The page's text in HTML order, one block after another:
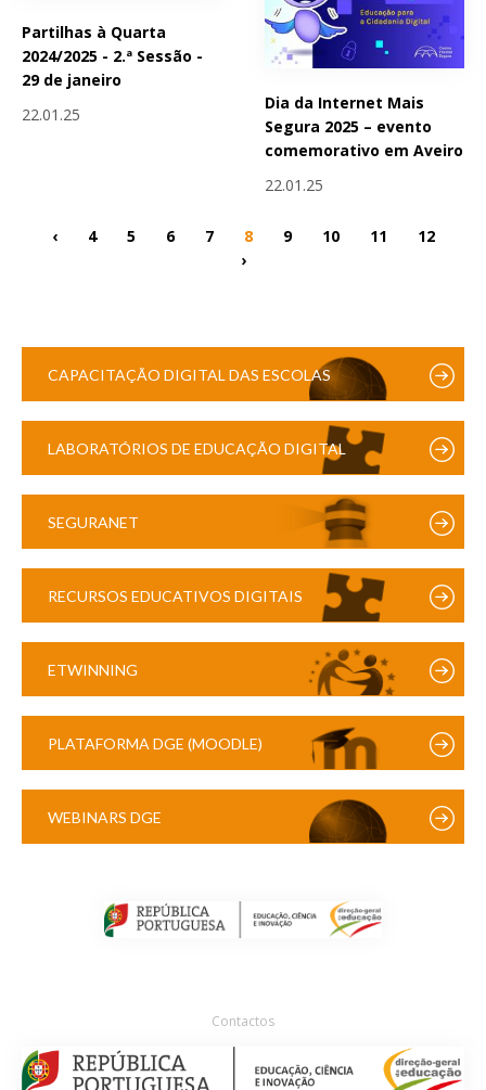
Partilhas à Quarta
2024/2025 - 2.ª Sessão -
29 de janeiro
22.01.25
Dia da Internet Mais
Segura 2025 – evento
comemorativo em Aveiro
22.01.25
‹ 4 5 6 7 8 9 10 11
12
›
CAPACITAÇÃO DIGITAL DAS ESCOLAS
LABORATÓRIOS DE EDUCAÇÃO DIGITAL
SEGURANET
RECURSOS EDUCATIVOS DIGITAIS
ETWINNING
PLATAFORMA DGE (MOODLE)
WEBINARS DGE
Contactos